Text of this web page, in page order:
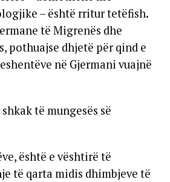
– është rritur tetëfish.
të Migrenës dhe
pothuajse dhjetë për qind e
në Gjermani vuajnë
të mungesës së
është e vështirë të
të qarta midis dhimbjeve të